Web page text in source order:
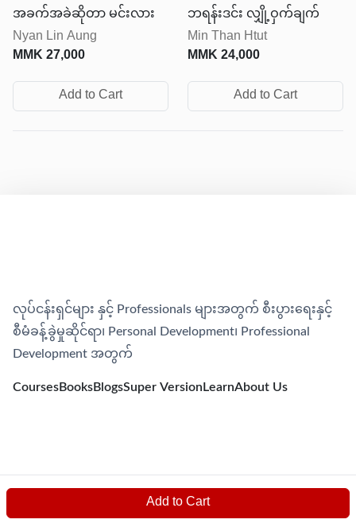
Add to Cart
အခက်အခဲဆိုတာ မင်းလား
Nyan Lin Aung
MMK27,000
Add to Cart
ဘရန်းဒင်း လျှို့ဝှက်ချက်
Min Than Htut
MMK24,000
Add to Cart
လုပ်ငန်းရှင်များ နှင့် Professionals များအတွက် စီးပွားရေးနှင့်
စီမံခန့်ခွဲမှုဆိုင်ရာ၊​ Personal Development၊​ Professional
Development အတွက်
CoursesBooksBlogsSuper VersionLearnAbout Us